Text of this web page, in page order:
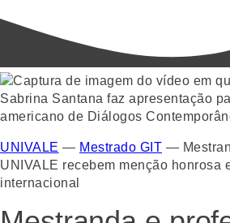
UNIVALE — Mestrado GIT —
UNIVALE recebem menção honrosa
internacional